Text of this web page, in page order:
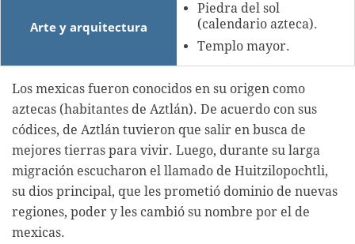
Arte y arquitectura
Piedra del sol
(calendario azteca).
Templo mayor.
Los mexicas fueron conocidos en su origen como
aztecas (habitantes de Aztlán). De acuerdo con sus
códices, de Aztlán tuvieron que salir en busca de
mejores tierras para vivir. Luego, durante su larga
migración escucharon el llamado de Huitzilopochtli,
su dios principal, que les prometió dominio de nuevas
regiones, poder y les cambió su nombre por el de
mexicas.